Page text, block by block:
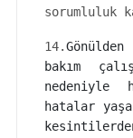
sorumluluk
14.
bakım
nedeniyle
hatalar